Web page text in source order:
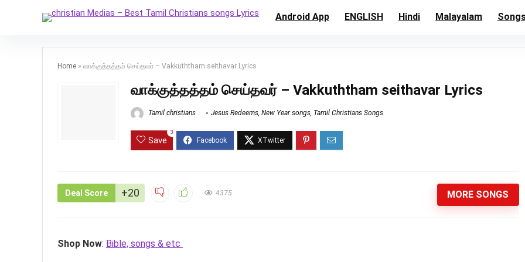
Android App ENGLISH Hindi Malayalam
Home » வாக்குத்தத்தம் செய்தவர் – Vakkuththam seithavar Lyrics
வாக்குத்தத்தம் செய்தவர் – Vakkuththam seithavar Lyrics
Tamil christians Jesus Redeems, New Year songs, Tamil Christians Songs
Save
3
Deal Score +20 4375 MORE SONGS
Shop Now: Bible, songs & etc